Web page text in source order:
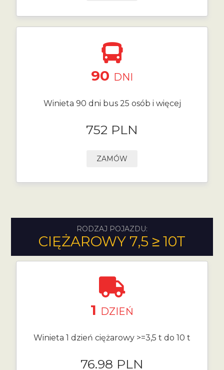
90 DNI
Winieta 90 dni bus 25 osób i więcej
752 PLN
ZAMÓW
RODZAJ POJAZDU:
CIĘŻAROWY 7,5 ≥ 10T
1 DZIEŃ
Winieta 1 dzień ciężarowy >=3,5 t do 10 t
76.98 PLN